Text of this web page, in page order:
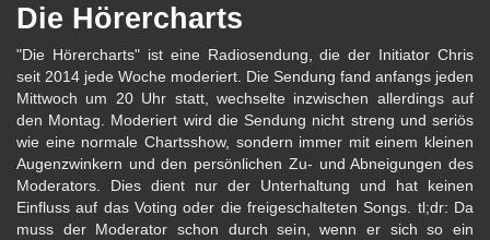
Die Hörercharts
"Die Hörercharts" ist eine Radiosendung, die der Initiator Chris
seit 2014 jede Woche moderiert. Die Sendung fand anfangs jeden
Mittwoch um 20 Uhr statt, wechselte inzwischen allerdings auf
den Montag. Moderiert wird die Sendung nicht streng und seriös
wie eine normale Chartsshow, sondern immer mit einem kleinen
Augenzwinkern und den persönlichen Zu- und Abneigungen des
Moderators. Dies dient nur der Unterhaltung und hat keinen
Einfluss auf das Voting oder die freigeschalteten Songs. tl;dr: Da
muss der Moderator schon durch sein, wenn er sich so ein